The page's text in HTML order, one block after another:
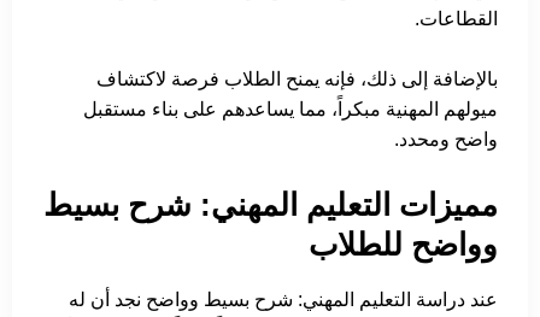
القطاعات.
بالإضافة إلى ذلك، فإنه يمنح الطلاب فرصة لاكتشاف
ميولهم المهنية مبكراً، مما يساعدهم على بناء مستقبل
واضح ومحدد.
مميزات التعليم المهني: شرح بسيط
وواضح للطلاب
عند دراسة التعليم المهني: شرح بسيط وواضح نجد أن له